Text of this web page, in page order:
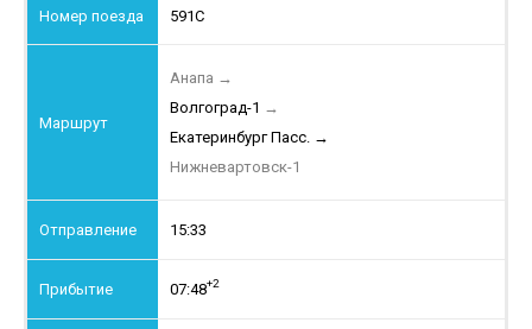
591С
Анапа →
Волгоград-1 →
Екатеринбург Пасс. →
Нижневартовск-1
15:33
07:48+2